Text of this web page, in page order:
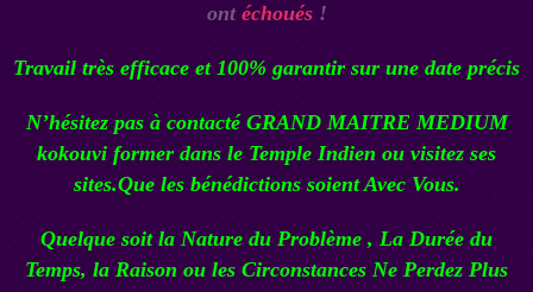
ont échoués !
Travail très efficace et 100% garantir sur une date précis
N’hésitez pas à contacté GRAND MAITRE MEDIUM
kokouvi former dans le Temple Indien ou visitez ses
sites.Que les bénédictions soient Avec Vous.
Quelque soit la Nature du Problème , La Durée du
Temps, la Raison ou les Circonstances Ne Perdez Plus